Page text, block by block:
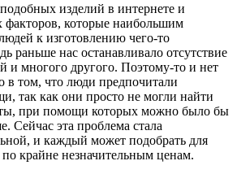
изделий в интернете и
факторов, которые наибольшим
к изготовлению чего-то
раньше нас останавливало отсутствие
и многого другого. Поэтому-то и нет
в том, что люди предпочитали
так как они просто не могли найти
при помощи которых можно было бы
Сейчас эта проблема стала
и каждый может подобрать для
по крайне незначительным ценам.